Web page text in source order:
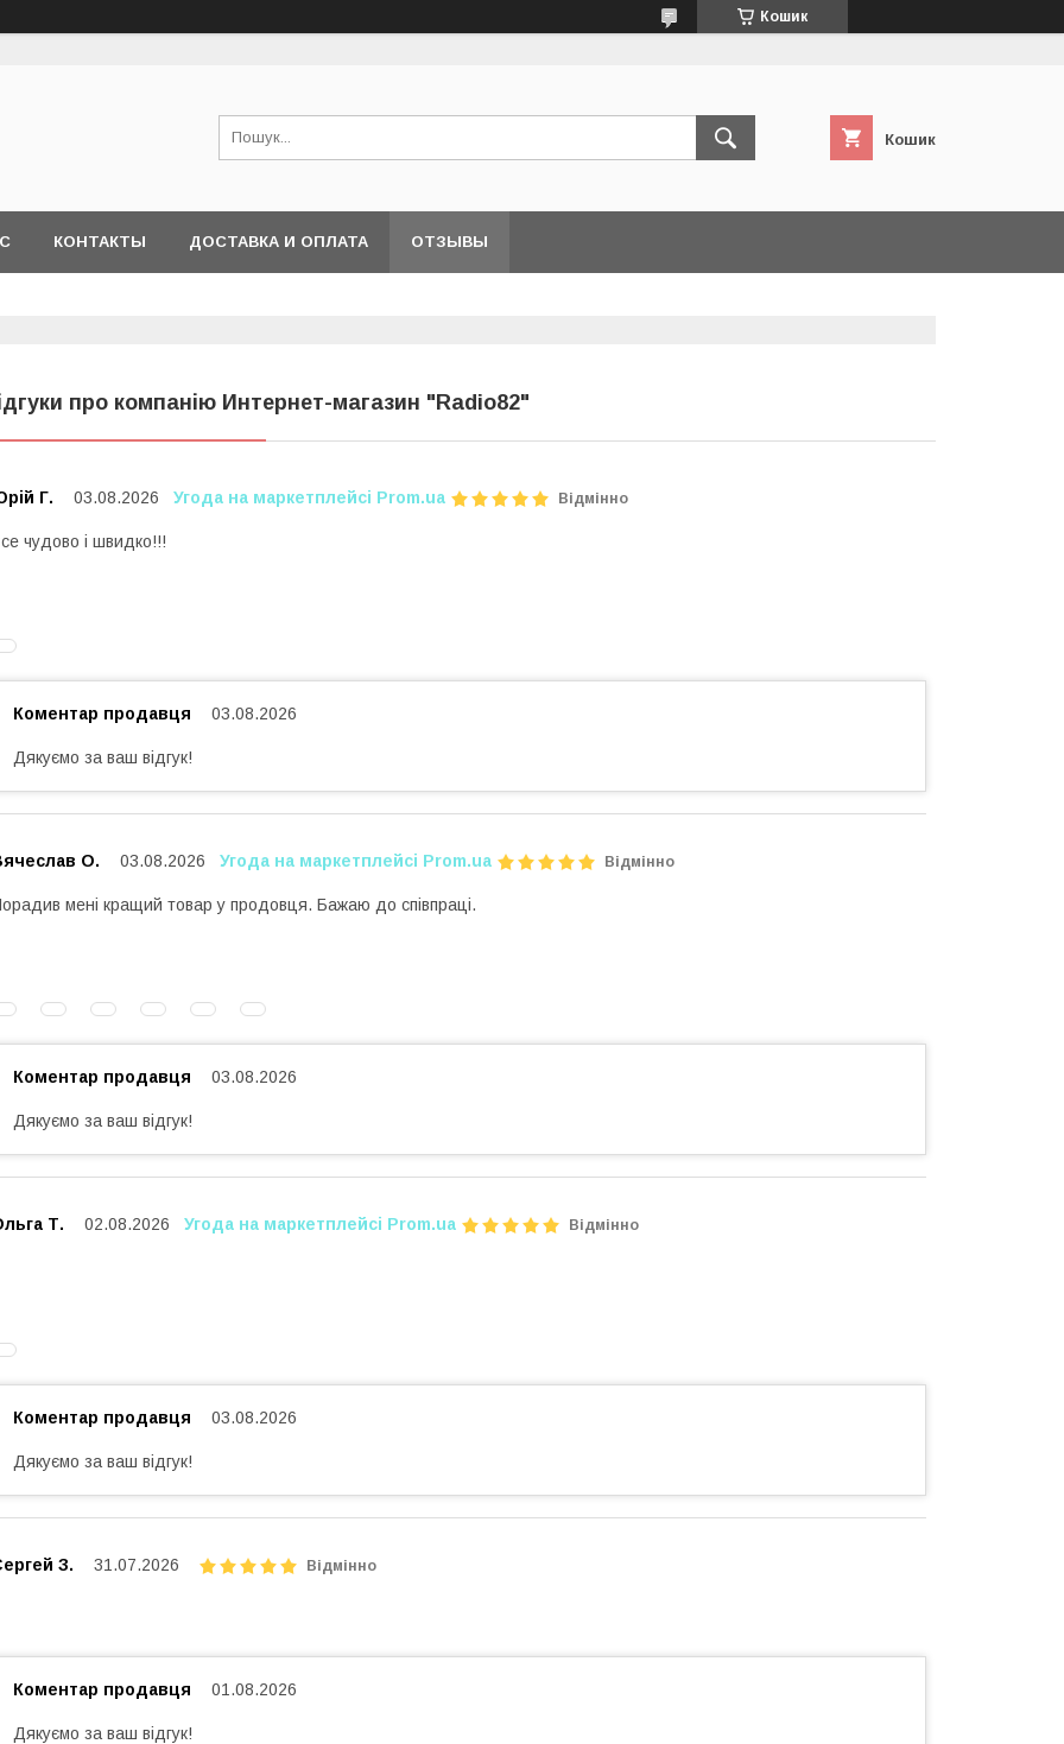
Кошик
Кошик
КОНТАКТЫ ДОСТАВКА И ОПЛАТА ОТЗЫВЫ
про компанію Интернет-магазин "Radio82"
Г. 03.08.2026 Угода на маркетплейсі Prom.ua Відмінно
чудово і швидко!!!
Коментар продавця 03.08.2026
Дякуємо за ваш відгук!
О. 03.08.2026 Угода на маркетплейсі Prom.ua Відмінно
мені кращий товар у продовця. Бажаю до співпраці.
Коментар продавця 03.08.2026
Дякуємо за ваш відгук!
Т. 02.08.2026 Угода на маркетплейсі Prom.ua Відмінно
Коментар продавця 03.08.2026
Дякуємо за ваш відгук!
З. 31.07.2026 Відмінно
Коментар продавця 01.08.2026
Дякуємо за ваш відгук!